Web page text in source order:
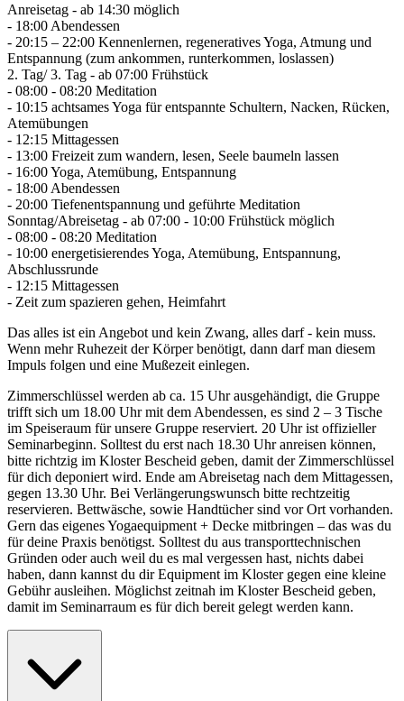
Anreisetag - ab 14:30 möglich
- 18:00 Abendessen
- 20:15 – 22:00 Kennenlernen, regeneratives Yoga, Atmung und
Entspannung (zum ankommen, runterkommen, loslassen)
2. Tag/ 3. Tag - ab 07:00 Frühstück
- 08:00 - 08:20 Meditation
- 10:15 achtsames Yoga für entspannte Schultern, Nacken, Rücken,
Atemübungen
- 12:15 Mittagessen
- 13:00 Freizeit zum wandern, lesen, Seele baumeln lassen
- 16:00 Yoga, Atemübung, Entspannung
- 18:00 Abendessen
- 20:00 Tiefenentspannung und geführte Meditation
Sonntag/Abreisetag - ab 07:00 - 10:00 Frühstück möglich
- 08:00 - 08:20 Meditation
- 10:00 energetisierendes Yoga, Atemübung, Entspannung,
Abschlussrunde
- 12:15 Mittagessen
- Zeit zum spazieren gehen, Heimfahrt
Das alles ist ein Angebot und kein Zwang, alles darf - kein muss.
Wenn mehr Ruhezeit der Körper benötigt, dann darf man diesem
Impuls folgen und eine Mußezeit einlegen.
Zimmerschlüssel werden ab ca. 15 Uhr ausgehändigt, die Gruppe
trifft sich um 18.00 Uhr mit dem Abendessen, es sind 2 – 3 Tische
im Speiseraum für unsere Gruppe reserviert. 20 Uhr ist offizieller
Seminarbeginn. Solltest du erst nach 18.30 Uhr anreisen können,
bitte richtzig im Kloster Bescheid geben, damit der Zimmerschlüssel
für dich deponiert wird. Ende am Abreisetag nach dem Mittagessen,
gegen 13.30 Uhr. Bei Verlängerungswunsch bitte rechtzeitig
reservieren. Bettwäsche, sowie Handtücher sind vor Ort vorhanden.
Gern das eigenes Yogaequipment + Decke mitbringen – das was du
für deine Praxis benötigst. Solltest du aus transporttechnischen
Gründen oder auch weil du es mal vergessen hast, nichts dabei
haben, dann kannst du dir Equipment im Kloster gegen eine kleine
Gebühr ausleihen. Möglichst zeitnah im Kloster Bescheid geben,
damit im Seminarraum es für dich bereit gelegt werden kann.